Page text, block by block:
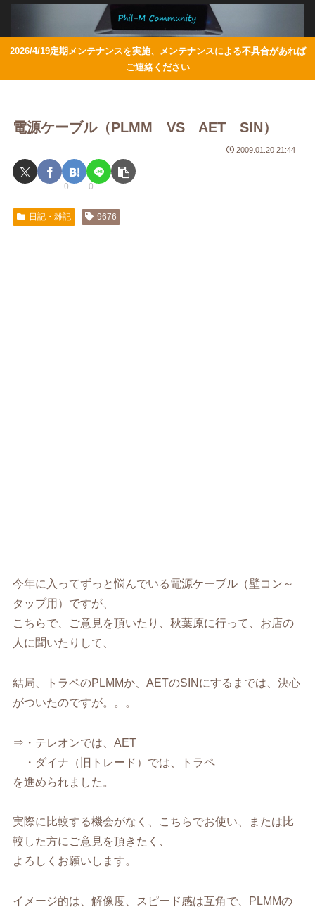
2026/4/19定期メンテナンスを実施、メンテナンスによる不具合があれば
ご連絡ください
電源ケーブル（PLMM VS AET SIN）
2009.01.20 21:44
0 0
日記・雑記 9676
今年に入ってずっと悩んでいる電源ケーブル（壁コン～
タップ用）ですが、
こちらで、ご意見を頂いたり、秋葉原に行って、お店の
人に聞いたりして、
結局、トラペのPLMMか、AETのSINにするまでは、決心
がついたのですが。。。
⇒・テレオンでは、AET
・ダイナ（旧トレード）では、トラペ
を進められました。
実際に比較する機会がなく、こちらでお使い、または比
較した方にご意見を頂きたく、
よろしくお願いします。
イメージ的は、解像度、スピード感は互角で、PLMMの